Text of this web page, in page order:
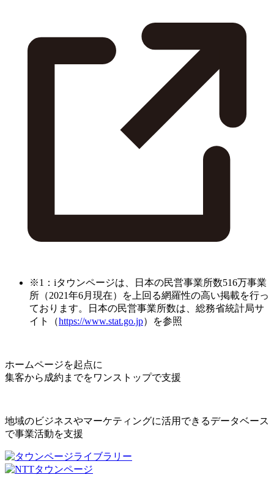
※1：iタウンページは、日本の民営事業所数516万事業
所（2021年6月現在）を上回る網羅性の高い掲載を行っ
ております。日本の民営事業所数は、総務省統計局サ
イト（https://www.stat.go.jp）を参照
ホームページを起点に
集客から成約までをワンストップで支援
地域のビジネスやマーケティングに活用できるデータベース
で事業活動を支援